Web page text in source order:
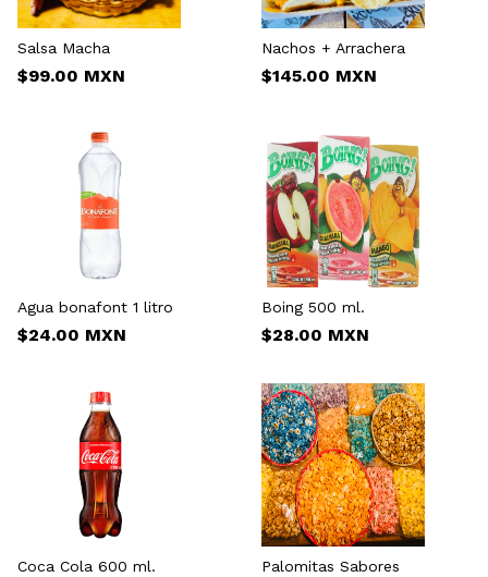
Salsa Macha
$99.00 MXN
Nachos + Arrachera
$145.00 MXN
Agua bonafont 1 litro
$24.00 MXN
Boing 500 ml.
$28.00 MXN
Coca Cola 600 ml. Palomitas Sabores